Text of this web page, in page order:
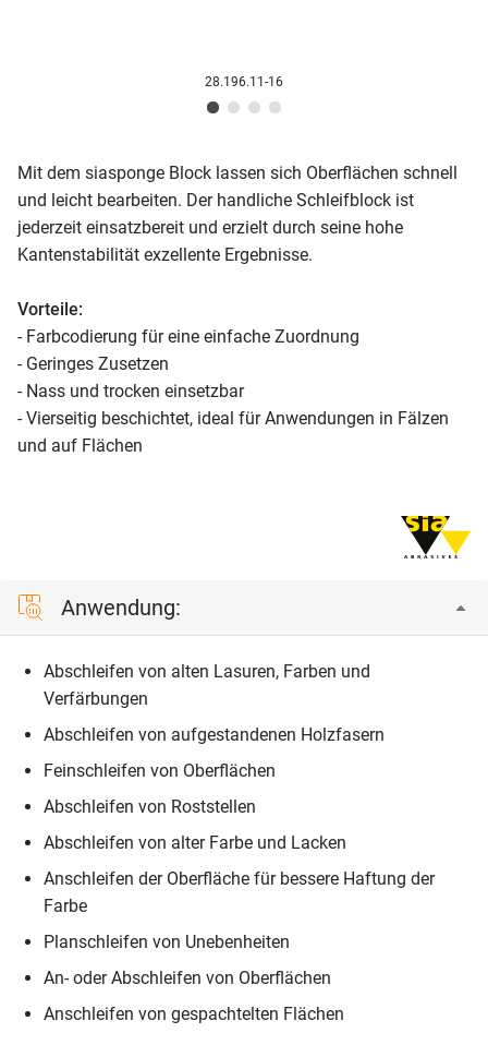
28.196.11-16
Mit dem siasponge Block lassen sich Oberflächen schnell
und leicht bearbeiten. Der handliche Schleifblock ist
jederzeit einsatzbereit und erzielt durch seine hohe
Kantenstabilität exzellente Ergebnisse.
Vorteile:
- Farbcodierung für eine einfache Zuordnung
- Geringes Zusetzen
- Nass und trocken einsetzbar
- Vierseitig beschichtet, ideal für Anwendungen in Fälzen
und auf Flächen
Anwendung:
Abschleifen von alten Lasuren, Farben und
Verfärbungen
Abschleifen von aufgestandenen Holzfasern
Feinschleifen von Oberflächen
Abschleifen von Roststellen
Abschleifen von alter Farbe und Lacken
Anschleifen der Oberfläche für bessere Haftung der
Farbe
Planschleifen von Unebenheiten
An- oder Abschleifen von Oberflächen
Anschleifen von gespachtelten Flächen